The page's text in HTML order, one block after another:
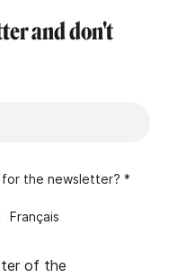
and don't
the newsletter? *
Français
of the